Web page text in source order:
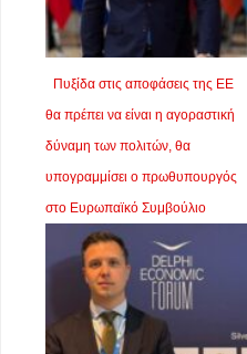
Πυξίδα στις αποφάσεις της ΕΕ
θα πρέπει να είναι η αγοραστική
δύναμη των πολιτών, θα
υπογραμμίσει ο πρωθυπουργός
στο Ευρωπαϊκό Συμβούλιο